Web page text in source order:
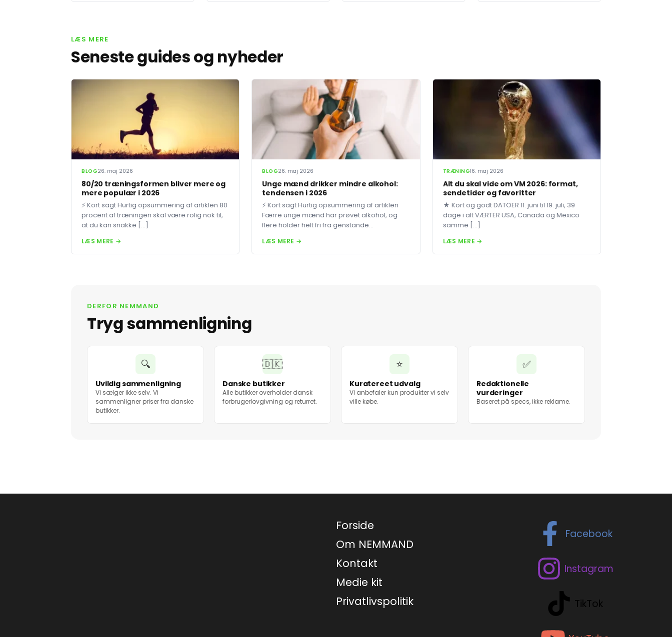
LÆS MERE
Seneste guides og nyheder
BLOG26. maj 2026
80/20 træningsformen bliver mere og
mere populær i 2026
⚡ Kort sagt Hurtig opsummering af artiklen 80
procent af træningen skal være rolig nok til,
at du kan snakke […]
LÆS MERE →
BLOG26. maj 2026
Unge mænd drikker mindre alkohol:
tendensen i 2026
⚡ Kort sagt Hurtig opsummering af artiklen
Færre unge mænd har prøvet alkohol, og
flere holder helt fri fra genstande...
LÆS MERE →
TRÆNING16. maj 2026
Alt du skal vide om VM 2026: format,
sendetider og favoritter
★ Kort og godt DATOER 11. juni til 19. juli, 39
dage i alt VÆRTER USA, Canada og Mexico
samme […]
LÆS MERE →
DERFOR NEMMAND
Tryg sammenligning
🔍
Uvildig sammenligning
Vi sælger ikke selv. Vi
sammenligner priser fra danske
butikker.
🇩🇰
Danske butikker
Alle butikker overholder dansk
forbrugerlovgivning og returret.
⭐
Kuratereet udvalg
Vi anbefaler kun produkter vi selv
ville købe.
✅
Redaktionelle
vurderinger
Baseret på specs, ikke reklame.
Forside
Om NEMMAND
Kontakt
Medie kit
Privatlivspolitik
Facebook
Instagram
TikTok